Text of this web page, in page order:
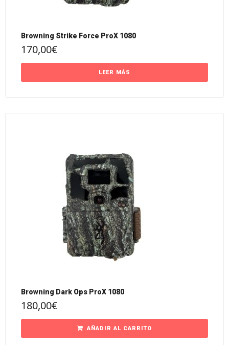
Browning Strike Force ProX 1080
170,00€
LEER MÁS
Browning Dark Ops ProX 1080
180,00€
AÑADIR AL CARRITO